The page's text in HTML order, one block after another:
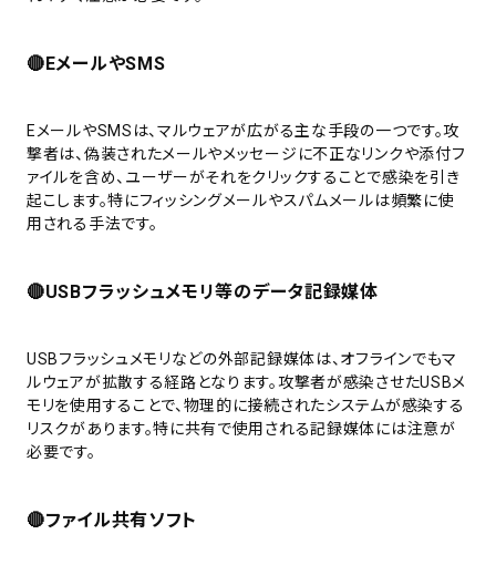
🔴EメールやSMS
EメールやSMSは、マルウェアが広がる主な手段の一つです。攻
撃者は、偽装されたメールやメッセージに不正なリンクや添付フ
ァイルを含め、ユーザーがそれをクリックすることで感染を引き
起こします。特にフィッシングメールやスパムメールは頻繁に使
用される手法です。
🔴USBフラッシュメモリ等のデータ記録媒体
USBフラッシュメモリなどの外部記録媒体は、オフラインでもマ
ルウェアが拡散する経路となります。攻撃者が感染させたUSBメ
モリを使用することで、物理的に接続されたシステムが感染する
リスクがあります。特に共有で使用される記録媒体には注意が
必要です。
🔴ファイル共有ソフト